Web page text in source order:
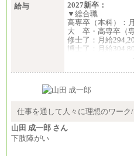
給与
2027新卒：
▼総合職
高専卒（本科）：
大 卒・高専卒（
修士了：月給
博士了：月給
で、それらを入社
することがあります
▼アソシエイト職
仕事を通して人々に理想のワーク
山田 成一郎 さん
下肢障がい